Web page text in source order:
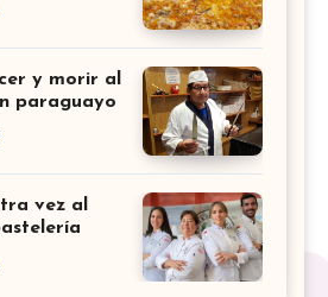
y morir al
paraguayo
vez al